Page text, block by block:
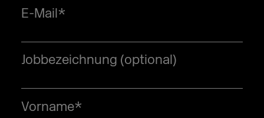
E-Mail*
Jobbezeichnung (optional)
Vorname*